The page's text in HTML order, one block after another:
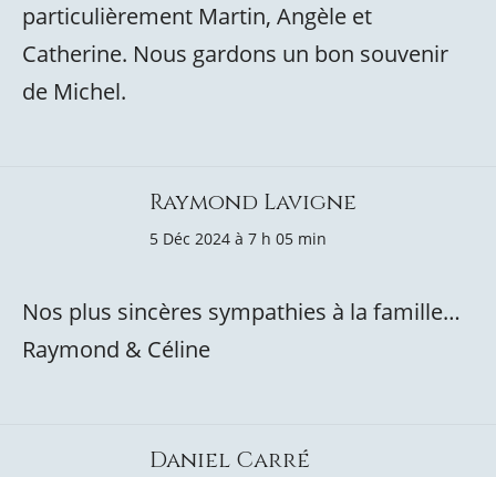
particulièrement Martin, Angèle et
Catherine. Nous gardons un bon souvenir
de Michel.
Raymond Lavigne
5 Déc 2024 à 7 h 05 min
Nos plus sincères sympathies à la famille…
Raymond & Céline
Daniel Carré